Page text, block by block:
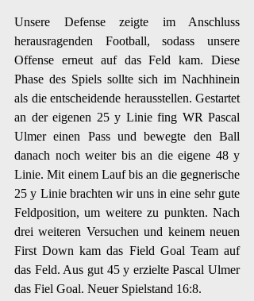
Unsere Defense zeigte im Anschluss
herausragenden Football, sodass unsere
Offense erneut auf das Feld kam. Diese
Phase des Spiels sollte sich im Nachhinein
als die entscheidende herausstellen. Gestartet
an der eigenen 25 y Linie fing WR Pascal
Ulmer einen Pass und bewegte den Ball
danach noch weiter bis an die eigene 48 y
Linie. Mit einem Lauf bis an die gegnerische
25 y Linie brachten wir uns in eine sehr gute
Feldposition, um weitere zu punkten. Nach
drei weiteren Versuchen und keinem neuen
First Down kam das Field Goal Team auf
das Feld. Aus gut 45 y erzielte Pascal Ulmer
das Fiel Goal. Neuer Spielstand 16:8.